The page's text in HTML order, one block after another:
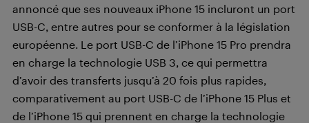
annoncé que ses nouveaux iPhone 15 incluront un port
USB-C, entre autres pour se conformer à la législation
européenne. Le port USB-C de l’iPhone 15 Pro prendra
en charge la technologie USB 3, ce qui permettra
d’avoir des transferts jusqu’à 20 fois plus rapides,
comparativement au port USB-C de l’iPhone 15 Plus et
de l’iPhone 15 qui prennent en charge la technologie